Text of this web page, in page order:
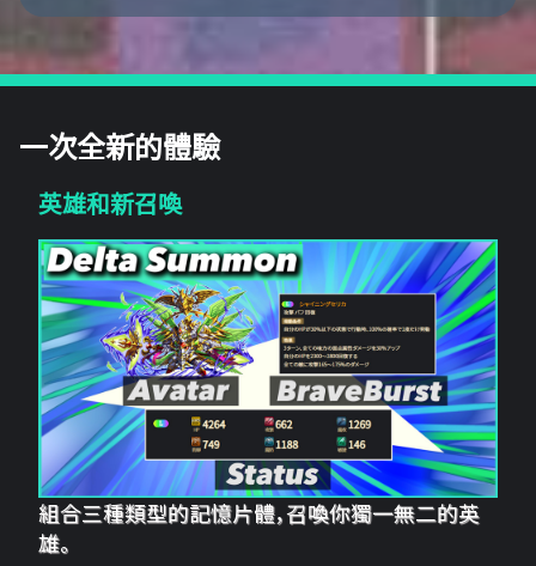
一次全新的體驗
英雄和新召喚
組合三種類型的記憶片體，召喚你獨一無二的英
雄。